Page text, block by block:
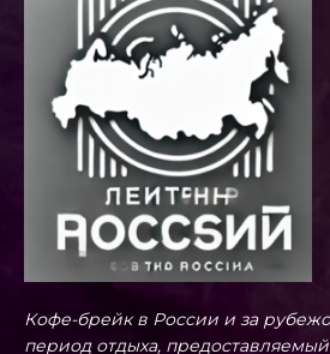
Кофе-брейк в России и за
период отдыха,